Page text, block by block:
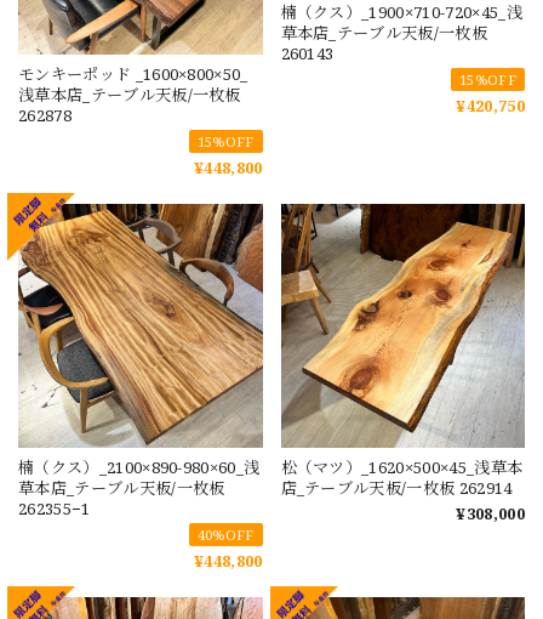
モンキーポッド _1600×800×50_
浅草本店_テーブル天板/一枚板
262878
15%OFF
¥448,800
楠（クス）_1900×710-720×45_浅
草本店_テーブル天板/一枚板
260143
15%OFF
¥420,750
楠（クス）_2100×890-980×60_浅
草本店_テーブル天板/一枚板
262355−1
40%OFF
¥448,800
松（マツ）_1620×500×45_浅草本
店_テーブル天板/一枚板 262914
¥308,000